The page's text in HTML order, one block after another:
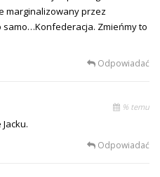
marginalizowany przez
samo…Konfederacja. Zmieńmy to
Odpowiadać
% temu
Odpowiadać